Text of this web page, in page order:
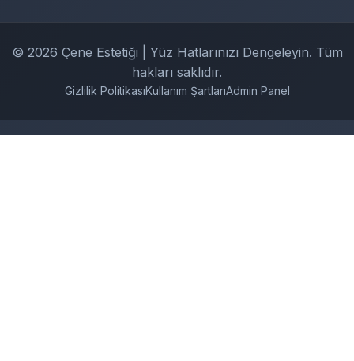
© 2026 Çene Estetiği | Yüz Hatlarınızı Dengeleyin. Tüm
hakları saklıdır.
Gizlilik PolitikasıKullanım ŞartlarıAdmin Panel